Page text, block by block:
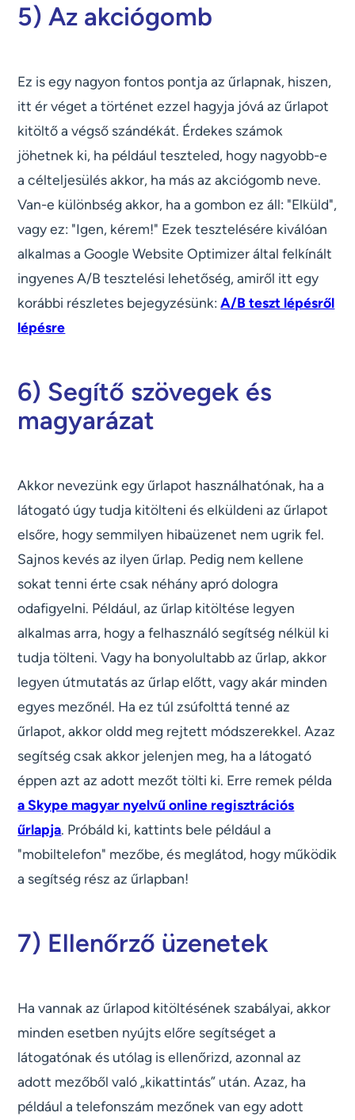
5) Az akciógomb
Ez is egy nagyon fontos pontja az űrlapnak, hiszen,
itt ér véget a történet ezzel hagyja jóvá az űrlapot
kitöltő a végső szándékát. Érdekes számok
jöhetnek ki, ha például teszteled, hogy nagyobb-e
a célteljesülés akkor, ha más az akciógomb neve.
Van-e különbség akkor, ha a gombon ez áll: "Elküld",
vagy ez: "Igen, kérem!" Ezek tesztelésére kiválóan
alkalmas a Google Website Optimizer által felkínált
ingyenes A/B tesztelési lehetőség, amiről itt egy
korábbi részletes bejegyzésünk:A/B teszt lépésről
lépésre
6) Segítő szövegek és
magyarázat
Akkor nevezünk egy űrlapot használhatónak, ha a
látogató úgy tudja kitölteni és elküldeni az űrlapot
elsőre, hogy semmilyen hibaüzenet nem ugrik fel.
Sajnos kevés az ilyen űrlap. Pedig nem kellene
sokat tenni érte csak néhány apró dologra
odafigyelni. Például, az űrlap kitöltése legyen
alkalmas arra, hogy a felhasználó segítség nélkül ki
tudja tölteni. Vagy ha bonyolultabb az űrlap, akkor
legyen útmutatás az űrlap előtt, vagy akár minden
egyes mezőnél. Ha ez túl zsúfolttá tenné az
űrlapot, akkor oldd meg rejtett módszerekkel. Azaz
segítség csak akkor jelenjen meg, ha a látogató
éppen azt az adott mezőt tölti ki. Erre remek példa
a Skype magyar nyelvű online regisztrációs
űrlapja. Próbáld ki, kattints bele például a
"mobiltelefon" mezőbe, és meglátod, hogy működik
a segítség rész az űrlapban!
7) Ellenőrző üzenetek
Ha vannak az űrlapod kitöltésének szabályai, akkor
minden esetben nyújts előre segítséget a
látogatónak és utólag is ellenőrizd, azonnal az
adott mezőből való „kikattintás” után. Azaz, ha
például a telefonszám mezőnek van egy adott